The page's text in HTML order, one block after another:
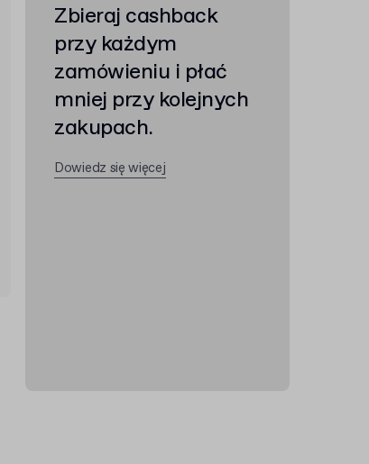
Zbieraj cashback
przy każdym
zamówieniu i płać
mniej przy kolejnych
zakupach.
Dowiedz się więcej